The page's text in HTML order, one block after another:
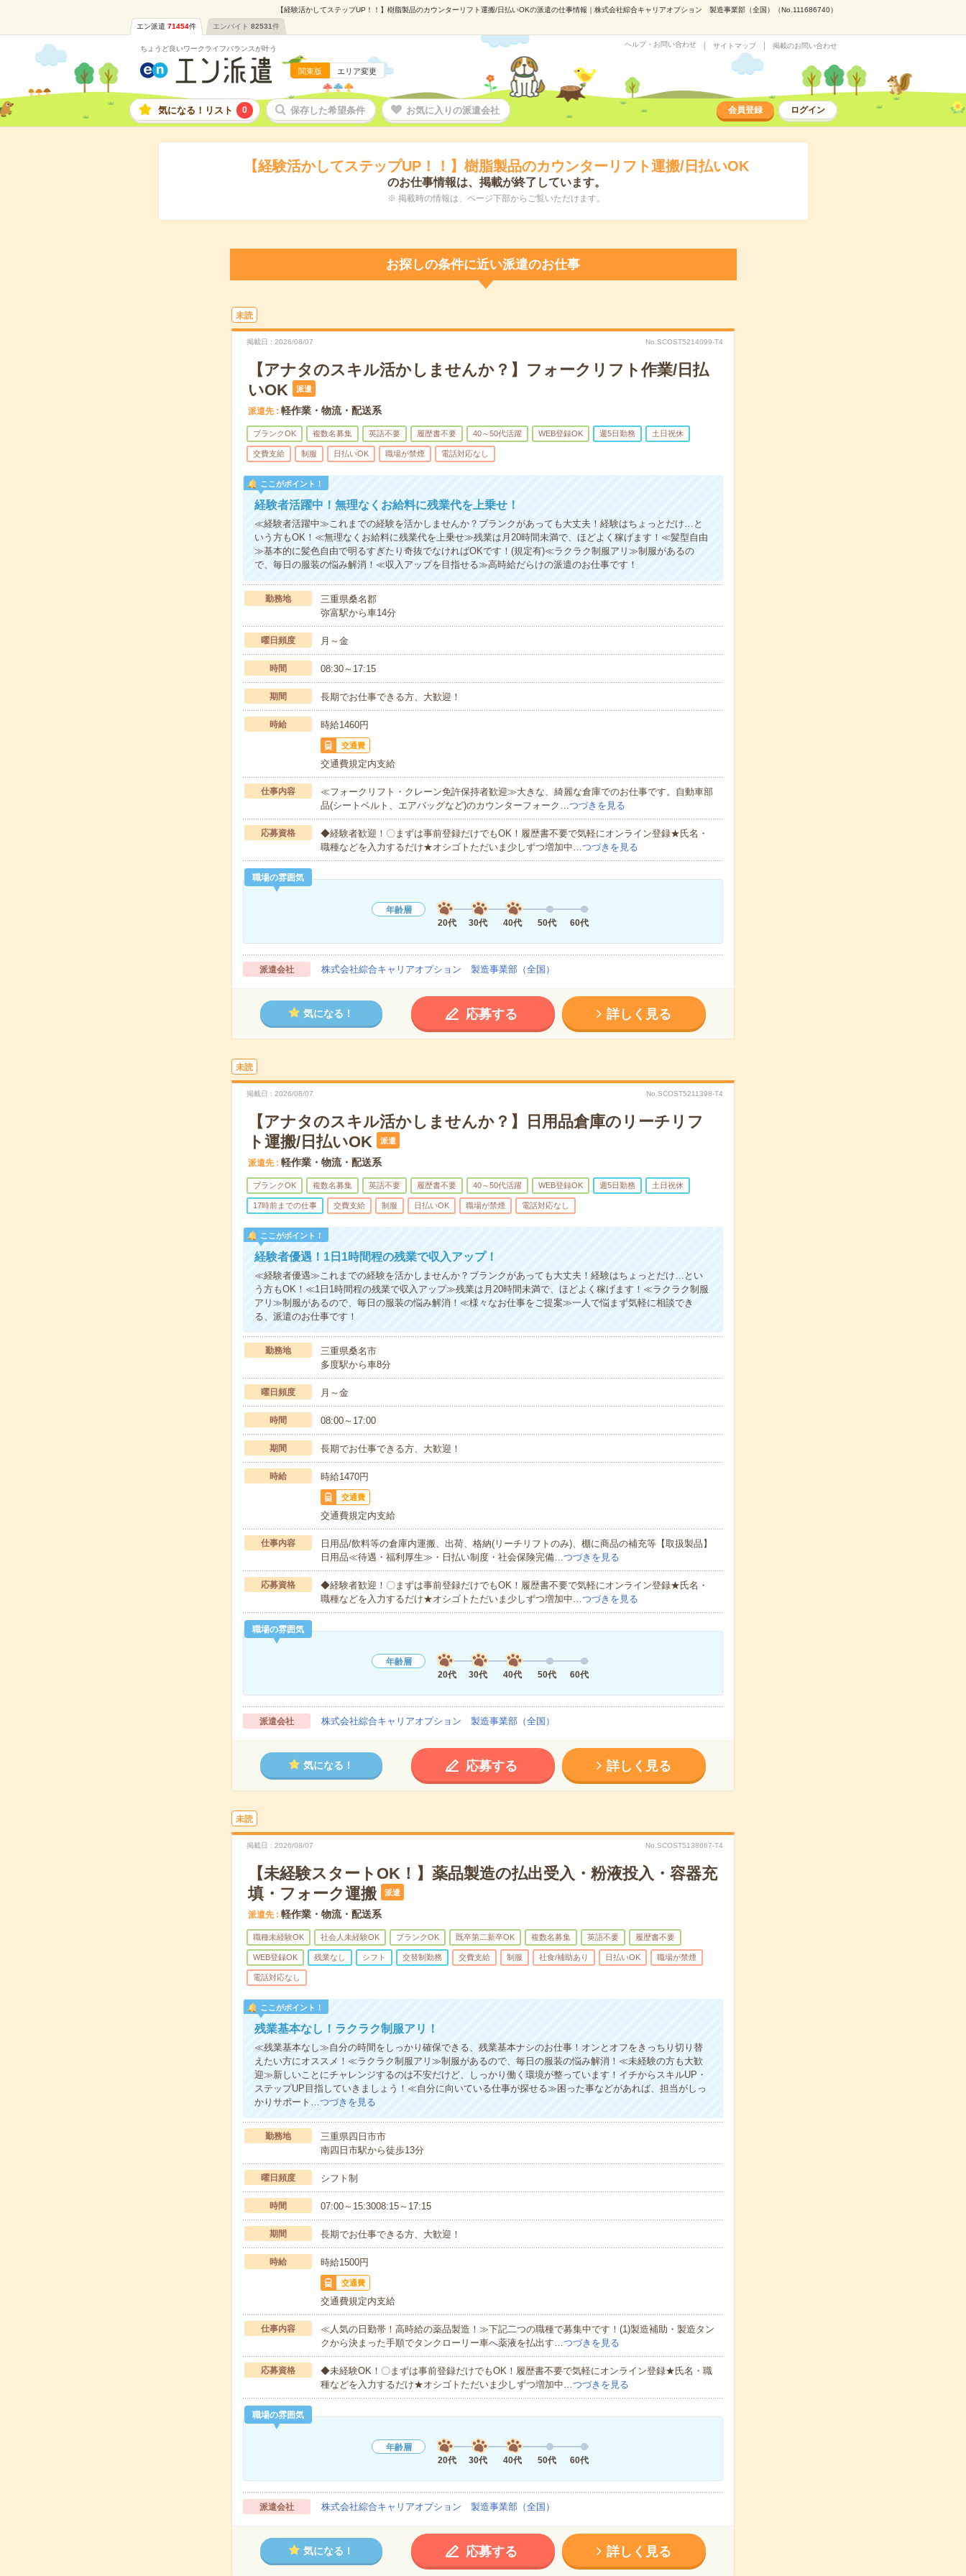
【経験活かしてステップUP！！】樹脂製品のカウンターリフト運搬/日払いOKの派遣の仕事情報｜株式会社綜合キャリアオプション 製造事業部（全国）（No.111686740）
エン派遣 71454件 エンバイト 82531件
ちょうど良いワークライフバランスが叶う
関東版 エリア変更
ヘルプ・お問い合わせ サイトマップ 掲載のお問い合わせ
気になる！リスト 0 保存した希望条件 お気に入りの派遣会社 会員登録 ログイン
【経験活かしてステップUP！！】樹脂製品のカウンターリフト運搬/日払いOK
のお仕事情報は、掲載が終了しています。
※ 掲載時の情報は、ページ下部からご覧いただけます。
お探しの条件に近い派遣のお仕事
未読
掲載日 2026/08/07 No.SCOST5214099-T4
【アナタのスキル活かしませんか？】フォークリフト作業/日払
いOK
派遣
派遣先 軽作業・物流・配送系
ブランクOK 複数名募集 英語不要 履歴書不要 40～50代活躍 WEB登録OK 週5日勤務 土日祝休
交費支給 制服 日払いOK 職場が禁煙 電話対応なし
ここがポイント！
経験者活躍中！無理なくお給料に残業代を上乗せ！
≪経験者活躍中≫これまでの経験を活かしませんか？ブランクがあっても大丈夫！経験はちょっとだけ…と
いう方もOK！≪無理なくお給料に残業代を上乗せ≫残業は月20時間未満で、ほどよく稼げます！≪髪型自由
≫基本的に髪色自由で明るすぎたり奇抜でなければOKです！(規定有)≪ラクラク制服アリ≫制服があるの
で、毎日の服装の悩み解消！≪収入アップを目指せる≫高時給だらけの派遣のお仕事です！
勤務地
三重県桑名郡
弥富駅から車14分
曜日頻度 月～金
時間 08:30～17:15
期間 長期でお仕事できる方、大歓迎！
時給 時給1460円
交通費
交通費規定内支給
仕事内容
≪フォークリフト・クレーン免許保持者歓迎≫大きな、綺麗な倉庫でのお仕事です。自動車部
品(シートベルト、エアバッグなど)のカウンターフォーク…つづきを見る
応募資格
◆経験者歓迎！〇まずは事前登録だけでもOK！履歴書不要で気軽にオンライン登録★氏名・
職種などを入力するだけ★オシゴトただいま少しずつ増加中…つづきを見る
職場の雰囲気
年齢層
20代
30代 40代 50代 60代
派遣会社 株式会社綜合キャリアオプション 製造事業部（全国）
気になる！ 応募する 詳しく見る
未読
掲載日 2026/08/07 No.SCOST5211398-T4
【アナタのスキル活かしませんか？】日用品倉庫のリーチリフ
ト運搬/日払いOK
派遣
派遣先 軽作業・物流・配送系
ブランクOK 複数名募集 英語不要 履歴書不要 40～50代活躍 WEB登録OK 週5日勤務 土日祝休
17時前までの仕事 交費支給 制服 日払いOK 職場が禁煙 電話対応なし
ここがポイント！
経験者優遇！1日1時間程の残業で収入アップ！
≪経験者優遇≫これまでの経験を活かしませんか？ブランクがあっても大丈夫！経験はちょっとだけ…とい
う方もOK！≪1日1時間程の残業で収入アップ≫残業は月20時間未満で、ほどよく稼げます！≪ラクラク制服
アリ≫制服があるので、毎日の服装の悩み解消！≪様々なお仕事をご提案≫一人で悩まず気軽に相談でき
る、派遣のお仕事です！
勤務地
三重県桑名市
多度駅から車8分
曜日頻度 月～金
時間 08:00～17:00
期間 長期でお仕事できる方、大歓迎！
時給 時給1470円
交通費
交通費規定内支給
仕事内容
日用品/飲料等の倉庫内運搬、出荷、格納(リーチリフトのみ)、棚に商品の補充等【取扱製品】
日用品≪待遇・福利厚生≫・日払い制度・社会保険完備…つづきを見る
応募資格
◆経験者歓迎！〇まずは事前登録だけでもOK！履歴書不要で気軽にオンライン登録★氏名・
職種などを入力するだけ★オシゴトただいま少しずつ増加中…つづきを見る
職場の雰囲気
年齢層
20代
30代 40代 50代 60代
派遣会社 株式会社綜合キャリアオプション 製造事業部（全国）
気になる！ 応募する 詳しく見る
未読
掲載日 2026/08/07 No.SCOST5138667-T4
【未経験スタートOK！】薬品製造の払出受入・粉液投入・容器充
填・フォーク運搬
派遣
派遣先 軽作業・物流・配送系
職種未経験OK 社会人未経験OK ブランクOK 既卒第二新卒OK 複数名募集 英語不要 履歴書不要
WEB登録OK 残業なし シフト 交替制勤務 交費支給 制服 社食/補助あり 日払いOK 職場が禁煙
電話対応なし
ここがポイント！
残業基本なし！ラクラク制服アリ！
≪残業基本なし≫自分の時間をしっかり確保できる、残業基本ナシのお仕事！オンとオフをきっちり切り替
えたい方にオススメ！≪ラクラク制服アリ≫制服があるので、毎日の服装の悩み解消！≪未経験の方も大歓
迎≫新しいことにチャレンジするのは不安だけど、しっかり働く環境が整っています！イチからスキルUP・
ステップUP目指していきましょう！≪自分に向いている仕事が探せる≫困った事などがあれば、担当がしっ
かりサポート…つづきを見る
勤務地
三重県四日市市
南四日市駅から徒歩13分
曜日頻度 シフト制
時間 07:00～15:3008:15～17:15
期間 長期でお仕事できる方、大歓迎！
時給 時給1500円
交通費
交通費規定内支給
仕事内容
≪人気の日勤帯！高時給の薬品製造！≫下記二つの職種で募集中です！(1)製造補助・製造タン
クから決まった手順でタンクローリー車へ薬液を払出す…つづきを見る
応募資格
◆未経験OK！〇まずは事前登録だけでもOK！履歴書不要で気軽にオンライン登録★氏名・職
種などを入力するだけ★オシゴトただいま少しずつ増加中…つづきを見る
職場の雰囲気
年齢層
20代
30代 40代 50代 60代
派遣会社 株式会社綜合キャリアオプション 製造事業部（全国）
気になる！ 応募する 詳しく見る